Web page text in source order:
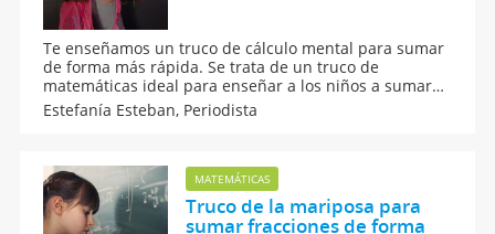
Te enseñamos un truco de cálculo mental para sumar
de forma más rápida. Se trata de un truco de
matemáticas ideal para enseñar a los niños a sumar
de forma ágil, sobre todo cuando se tienen que
enfrentar a números o cifras muy grandes. No te
Estefanía Esteban, Periodista
MATEMÁTICAS
Truco de la mariposa para
sumar fracciones de forma